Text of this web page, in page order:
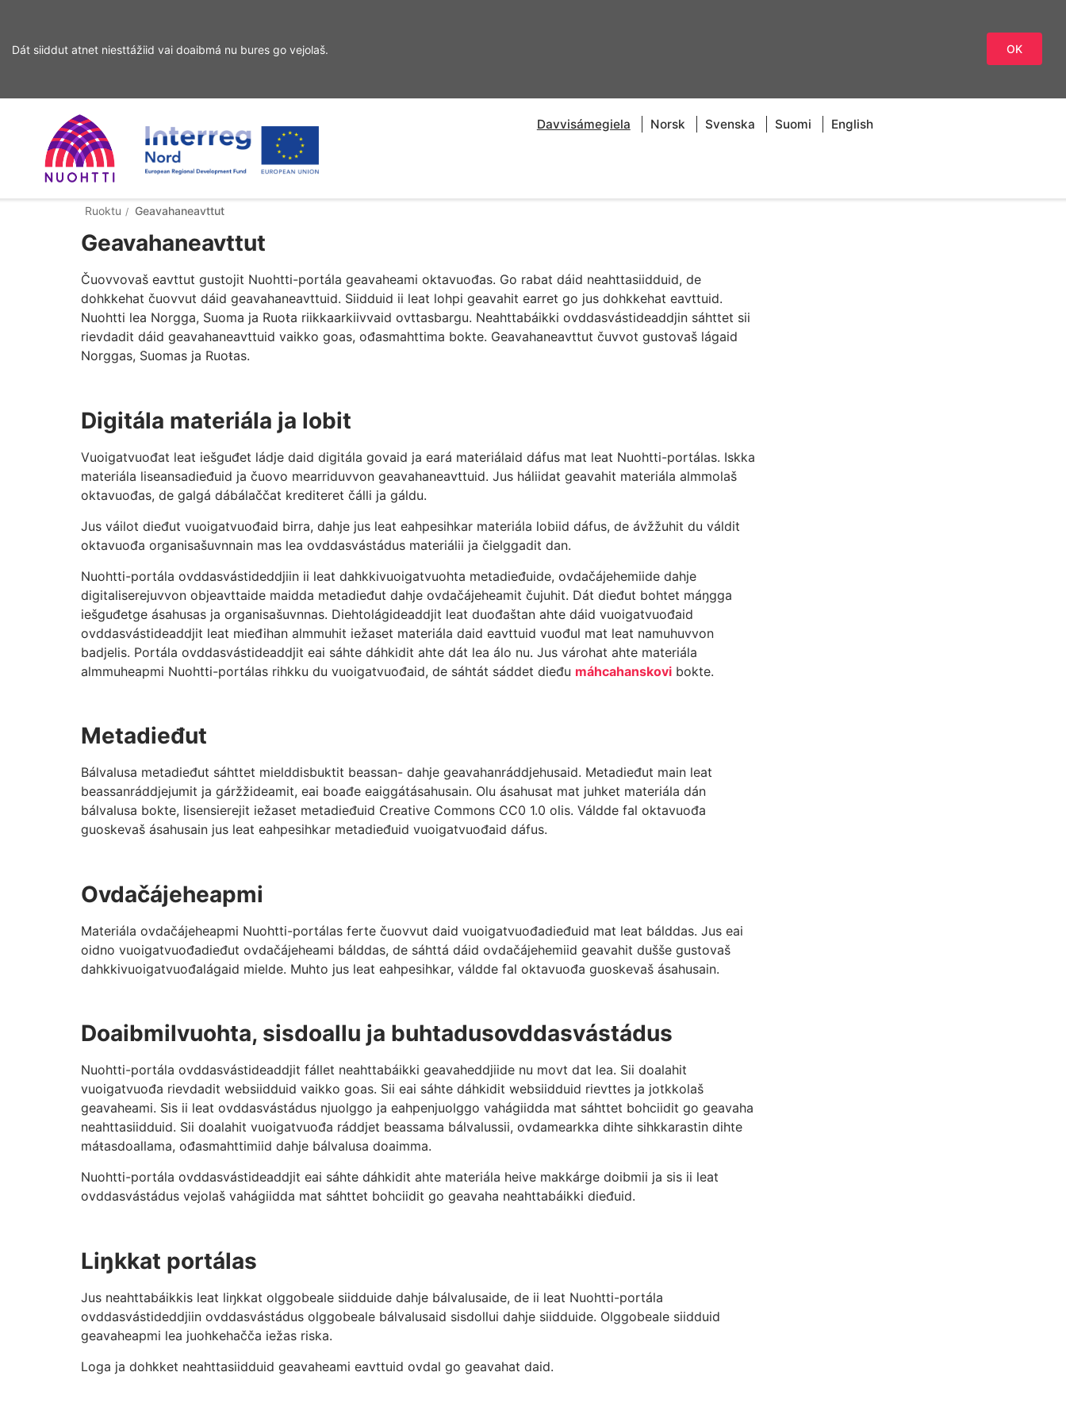
Dát siiddut atnet niesttážiid vai doaibmá nu bures go vejolaš. OK
sisdollui
Home Interreg
Nord
Davvisámegiela Norsk Svenska Suomi English
OhcanRuoktu Geavahaneavttut
Geavahaneavttut
Čuovvovaš eavttut gustojit Nuohtti-portála geavaheami oktavuođas. Go rabat dáid neahttasiidduid, de
dohkkehat čuovvut dáid geavahaneavttuid. Siidduid ii leat lohpi geavahit earret go jus dohkkehat eavttuid.
Nuohtti lea Norgga, Suoma ja Ruoŧa riikkaarkiivvaid ovttasbargu. Neahttabáikki ovddasvástideaddjin sáhttet sii
rievdadit dáid geavahaneavttuid vaikko goas, ođasmahttima bokte. Geavahaneavttut čuvvot gustovaš lágaid
Norggas, Suomas ja Ruoŧas.
Digitála materiála ja lobit
Vuoigatvuođat leat iešguđet ládje daid digitála govaid ja eará materiálaid dáfus mat leat Nuohtti-portálas. Iskka
materiála liseansadieđuid ja čuovo mearriduvvon geavahaneavttuid. Jus háliidat geavahit materiála almmolaš
oktavuođas, de galgá dábálaččat krediteret čálli ja gáldu.
Jus váilot dieđut vuoigatvuođaid birra, dahje jus leat eahpesihkar materiála lobiid dáfus, de ávžžuhit du váldit
oktavuođa organisašuvnnain mas lea ovddasvástádus materiálii ja čielggadit dan.
Nuohtti-portála ovddasvástideddjiin ii leat dahkkivuoigatvuohta metadieđuide, ovdačájehemiide dahje
digitaliserejuvvon objeavttaide maidda metadieđut dahje ovdačájeheamit čujuhit. Dát dieđut bohtet máŋgga
iešguđetge ásahusas ja organisašuvnnas. Diehtolágideaddjit leat duođaštan ahte dáid vuoigatvuođaid
ovddasvástideaddjit leat mieđihan almmuhit iežaset materiála daid eavttuid vuođul mat leat namuhuvvon
badjelis. Portála ovddasvástideaddjit eai sáhte dáhkidit ahte dát lea álo nu. Jus várohat ahte materiála
almmuheapmi Nuohtti-portálas rihkku du vuoigatvuođaid, de sáhtát sáddet dieđu máhcahanskovi bokte.
Metadieđut
Bálvalusa metadieđut sáhttet mielddisbuktit beassan- dahje geavahanráddjehusaid. Metadieđut main leat
beassanráddjejumit ja gáržžideamit, eai boađe eaiggátásahusain. Olu ásahusat mat juhket materiála dán
bálvalusa bokte, lisensierejit iežaset metadieđuid Creative Commons CC0 1.0 olis. Váldde fal oktavuođa
guoskevaš ásahusain jus leat eahpesihkar metadieđuid vuoigatvuođaid dáfus.
Ovdačájeheapmi
Materiála ovdačájeheapmi Nuohtti-portálas ferte čuovvut daid vuoigatvuođadieđuid mat leat bálddas. Jus eai
oidno vuoigatvuođadieđut ovdačájeheami bálddas, de sáhttá dáid ovdačájehemiid geavahit dušše gustovaš
dahkkivuoigatvuođalágaid mielde. Muhto jus leat eahpesihkar, váldde fal oktavuođa guoskevaš ásahusain.
Doaibmilvuohta, sisdoallu ja buhtadusovddasvástádus
Nuohtti-portála ovddasvástideaddjit fállet neahttabáikki geavaheddjiide nu movt dat lea. Sii doalahit
vuoigatvuođa rievdadit websiidduid vaikko goas. Sii eai sáhte dáhkidit websiidduid rievttes ja jotkkolaš
geavaheami. Sis ii leat ovddasvástádus njuolggo ja eahpenjuolggo vahágiidda mat sáhttet bohciidit go geavaha
neahttasiidduid. Sii doalahit vuoigatvuođa ráddjet beassama bálvalussii, ovdamearkka dihte sihkkarastin dihte
máŧasdoallama, ođasmahttimiid dahje bálvalusa doaimma.
Nuohtti-portála ovddasvástideaddjit eai sáhte dáhkidit ahte materiála heive makkárge doibmii ja sis ii leat
ovddasvástádus vejolaš vahágiidda mat sáhttet bohciidit go geavaha neahttabáikki dieđuid.
Liŋkkat portálas
Jus neahttabáikkis leat liŋkkat olggobeale siidduide dahje bálvalusaide, de ii leat Nuohtti-portála
ovddasvástideddjiin ovddasvástádus olggobeale bálvalusaid sisdollui dahje siidduide. Olggobeale siidduid
geavaheapmi lea juohkehačča iežas riska.
Loga ja dohkket neahttasiidduid geavaheami eavttuid ovdal go geavahat daid.